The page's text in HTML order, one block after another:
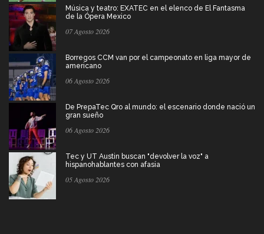
Música y teatro: EXATEC en el elenco de El Fantasma
de la Ópera Mexico
07 Agosto 2026
Borregos CCM van por el campeonato en liga mayor de
americano
06 Agosto 2026
De PrepaTec Qro al mundo: el escenario donde nació un
gran sueño
06 Agosto 2026
Tec y UT Austin buscan "devolver la voz" a
hispanohablantes con afasia
05 Agosto 2026